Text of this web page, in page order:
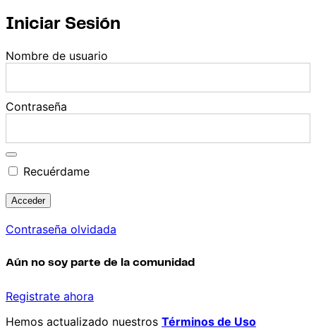
Iniciar Sesión
Nombre de usuario
Contraseña
Recuérdame
Contraseña olvidada
Aún no soy parte de la comunidad
Registrate ahora
Hemos actualizado nuestros Términos de Uso